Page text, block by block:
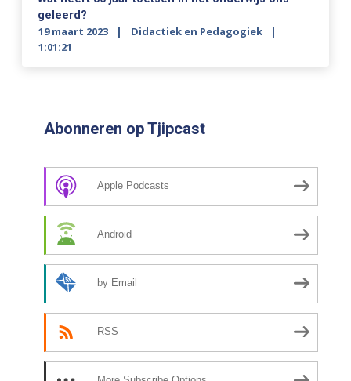
geleerd?
19 maart 2023
Didactiek en Pedagogiek
1:01:21
Abonneren op Tjipcast
Apple Podcasts
Android
by Email
RSS